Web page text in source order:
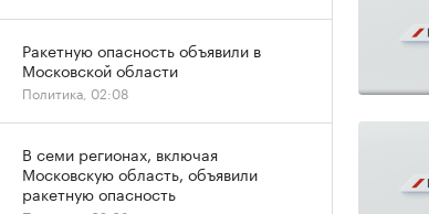
Ракетную опасность объявили в
Московской области
Политика, 02:08
В семи регионах, включая
Московскую область, объявили
ракетную опасность